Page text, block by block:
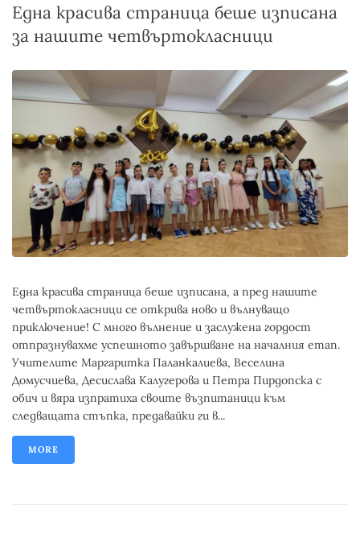
Една красива страница беше изписана
за нашите четвъртокласници
Една красива страница беше изписана, а пред нашите
четвъртокласници се открива ново и вълнуващо
приключение! С много вълнение и заслужена гордост
отпразнувахме успешното завършване на началния етап.
Учителите Маргаритка Паланкалиева, Веселина
Домусчиева, Десислава Калугерова и Петра Пирдопска с
обич и вяра изпратиха своите възпитаници към
следващата стъпка, предавайки ги в...
MORE